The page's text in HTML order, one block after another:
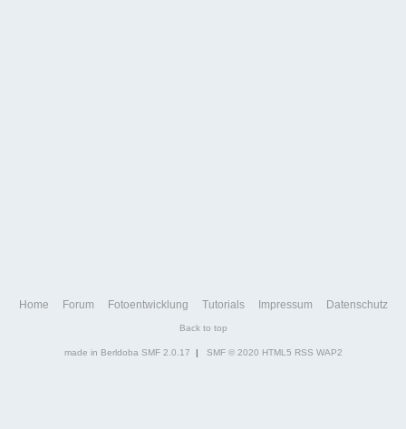
Home Forum Fotoentwicklung Tutorials Impressum Datenschutz
Back to top
made in Berldoba SMF 2.0.17 | SMF © 2020 HTML5 RSS WAP2